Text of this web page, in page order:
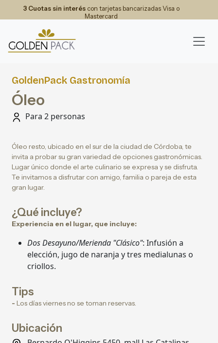
3 Cuotas sin interéscon tarjetas bancarizadas Visa o
Mastercard
GoldenPack Gastronomía
Óleo
Para 2 personas
Óleo resto, ubicado en el sur de la ciudad de Córdoba, te
invita a probar su gran variedad de opciones gastronómicas.
Lugar único donde el arte culinario se expresa y se disfruta.
Te invitamos a disfrutar con amigo, familia o pareja de esta
gran lugar.
¿Qué incluye?
Experiencia en el lugar, que incluye:
Dos Desayuno/Merienda "Clásico": Infusión a
elección, jugo de naranja y tres medialunas o
criollos.
Tips
- Los días viernes no se toman reservas.
Ubicación